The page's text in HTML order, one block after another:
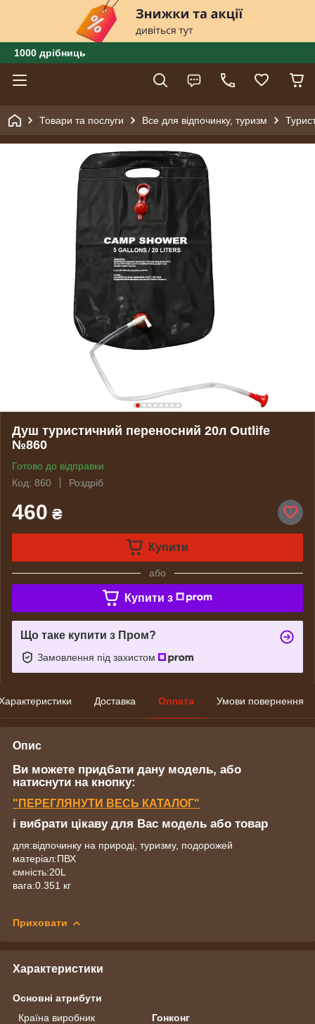
1000 дрібниць
Товари та послуги Все для відпочинку, туризм
Душ туристичний переносний 20л Outlife
№860
Готово до відправки
Код: 860
Роздріб
460 ₴
Купити
або
Купити з
Що таке купити з Пром?
Замовлення під захистом
Доставка Оплата Умови повернення
Опис
Ви можете придбати дану модель, або
натиснути на кнопку:
"ПЕРЕГЛЯНУТИ ВЕСЬ КАТАЛОГ"
і вибрати цікаву для Вас модель або товар
для:відпочинку на природі, туризму, подорожей
матеріал:ПВХ
ємність:20L
вага:0.351 кг
Приховати
Характеристики
Основні атрибути
Країна виробник
Гонконг